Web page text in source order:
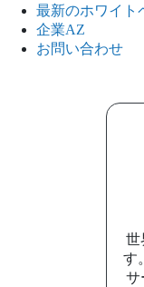
最新のホワイト
企業AZ
お問い合わせ
世
す
サ